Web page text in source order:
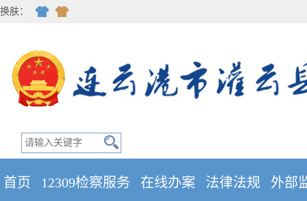
换肤：
首页 12309检察服务 在线办案 法律法规 外部